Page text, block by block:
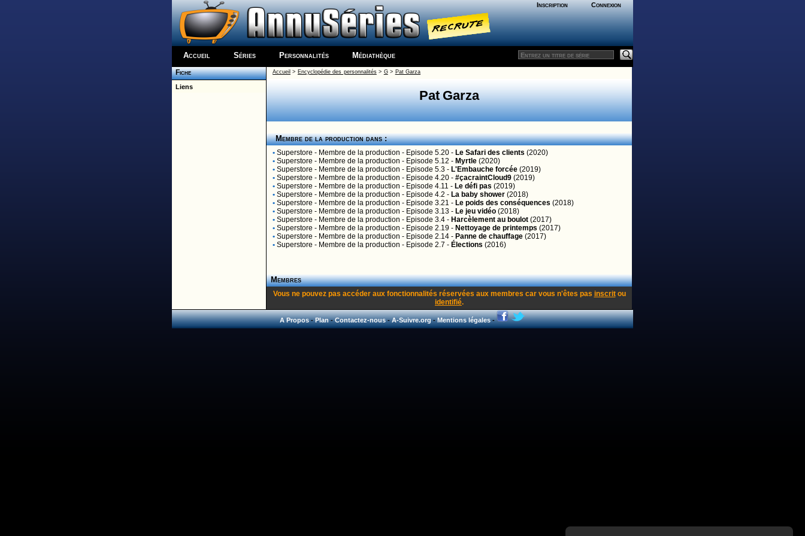
Inscription Connexion
Accueil Séries Personnalités Médiathèque
Fiche
Liens
Accueil > Encyclopédie des personnalités> G> Pat Garza
Pat Garza
Membre de la production dans :
• Superstore - Membre de la production - Episode 5.20 - Le Safari des clients (2020)
• Superstore - Membre de la production - Episode 5.12 - Myrtle (2020)
• Superstore - Membre de la production - Episode 5.3 - L'Embauche forcée (2019)
• Superstore - Membre de la production - Episode 4.20 - #çacraintCloud9 (2019)
• Superstore - Membre de la production - Episode 4.11 - Le défi pas (2019)
• Superstore - Membre de la production - Episode 4.2 - La baby shower (2018)
• Superstore - Membre de la production - Episode 3.21 - Le poids des conséquences (2018)
• Superstore - Membre de la production - Episode 3.13 - Le jeu vidéo (2018)
• Superstore - Membre de la production - Episode 3.4 - Harcèlement au boulot (2017)
• Superstore - Membre de la production - Episode 2.19 - Nettoyage de printemps (2017)
• Superstore - Membre de la production - Episode 2.14 - Panne de chauffage (2017)
• Superstore - Membre de la production - Episode 2.7 - Élections (2016)
Membres
Vous ne pouvez pas accéder aux fonctionnalités réservées aux membres car vous n'êtes pas inscritou
identifié.
A Propos-Plan-Contactez-nous-A-Suivre.org-Mentions légales-